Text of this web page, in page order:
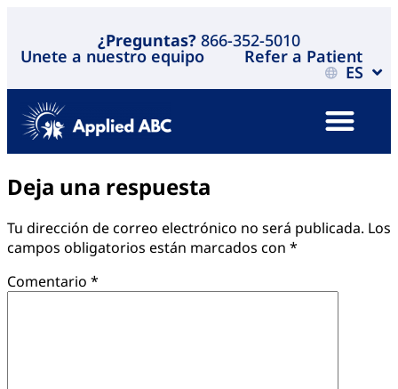
¿Preguntas? 866-352-5010
Unete a nuestro equipo Refer a Patient
ES
Deja una respuesta
Tu dirección de correo electrónico no será publicada. Los
campos obligatorios están marcados con *
Comentario *